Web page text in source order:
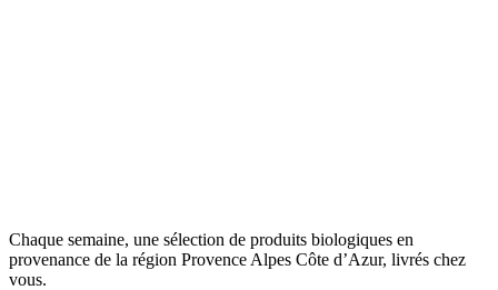
Chaque semaine, une sélection de produits biologiques en
provenance de la région Provence Alpes Côte d’Azur, livrés chez
vous.